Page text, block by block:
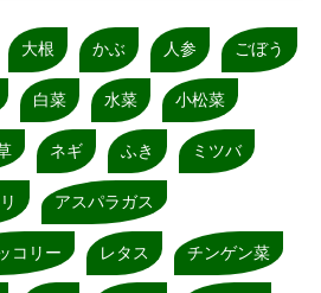
大根 かぶ 人参 ごぼう
白菜 水菜 小松菜
ネギ ふき ミツバ
アスパラガス
コリー レタス チンゲン菜